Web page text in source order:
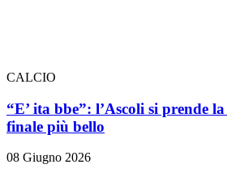
CALCIO
“E’ ita bbe”: l’Ascoli si prende
finale più bello
08 Giugno 2026